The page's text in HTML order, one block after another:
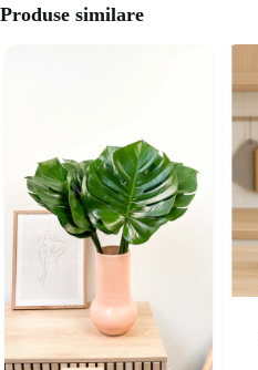
Produse similare